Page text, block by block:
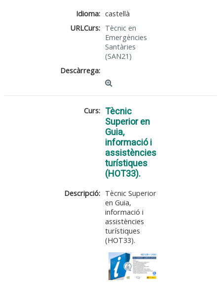
Idioma: castellà
URLCurs: Tècnic en
Emergències
Santàries
(SAN21)
Descàrrega:
Curs: Tècnic
Superior en
Guia,
informació i
assistències
turístiques
(HOT33).
Descripció: Tècnic Superior
en Guia,
informació i
assistències
turístiques
(HOT33).